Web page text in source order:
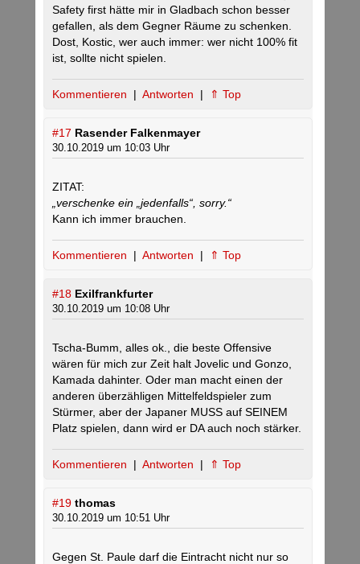
Safety first hätte mir in Gladbach schon besser
gefallen, als dem Gegner Räume zu schenken.
Dost, Kostic, wer auch immer: wer nicht 100% fit
ist, sollte nicht spielen.
Kommentieren | Antworten | ⇑ Top
#17 Rasender Falkenmayer
30.10.2019 um 10:03 Uhr
ZITAT:
„verschenke ein „jedenfalls“, sorry.“
Kann ich immer brauchen.
Kommentieren | Antworten | ⇑ Top
#18 Exilfrankfurter
30.10.2019 um 10:08 Uhr
Tscha-Bumm, alles ok., die beste Offensive
wären für mich zur Zeit halt Jovelic und Gonzo,
Kamada dahinter. Oder man macht einen der
anderen überzähligen Mittelfeldspieler zum
Stürmer, aber der Japaner MUSS auf SEINEM
Platz spielen, dann wird er DA auch noch stärker.
Kommentieren | Antworten | ⇑ Top
#19 thomas
30.10.2019 um 10:51 Uhr
Gegen St. Paule darf die Eintracht nicht nur so